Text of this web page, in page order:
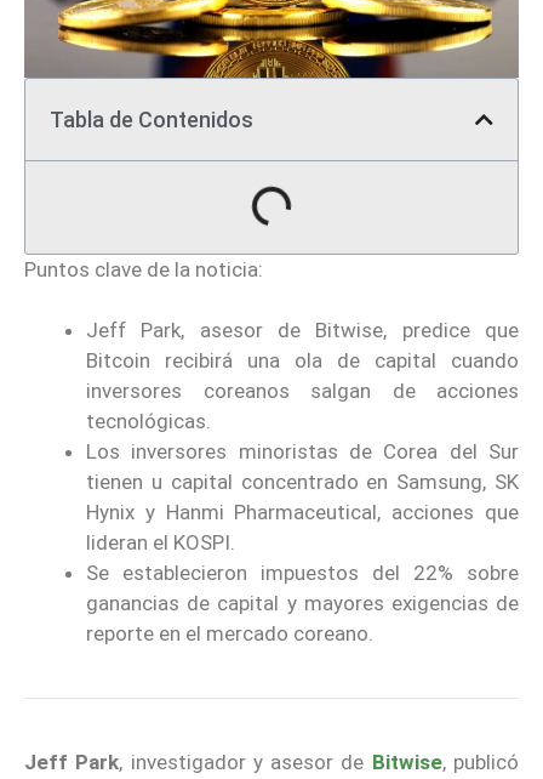
Tabla de Contenidos
Puntos clave de la noticia:
Jeff Park, asesor de Bitwise, predice que
Bitcoin recibirá una ola de capital cuando
inversores coreanos salgan de acciones
tecnológicas.
Los inversores minoristas de Corea del Sur
tienen u capital concentrado en Samsung, SK
Hynix y Hanmi Pharmaceutical, acciones que
lideran el KOSPI.
Se establecieron impuestos del 22% sobre
ganancias de capital y mayores exigencias de
reporte en el mercado coreano.
Jeff Park, investigador y asesor de Bitwise, publicó